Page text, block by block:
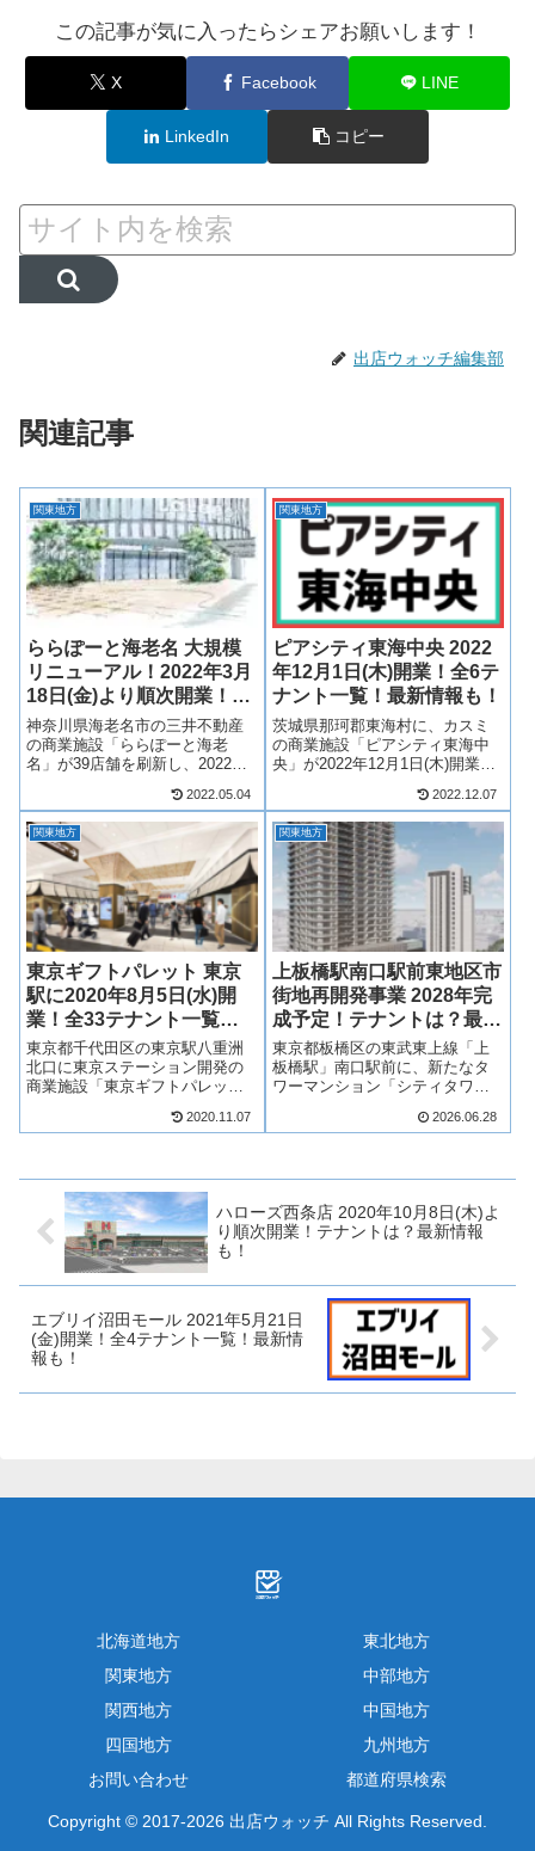
この記事が気に入ったらシェアお願いします！
X Facebook LINE
LinkedIn コピー
出店ウォッチ編集部
関連記事
関東地方
ららぽーと海老名 大規模
リニューアル！2022年3月
18日(金)より順次開業！刷
新テナント40店舗一覧！
神奈川県海老名市の三井不動産
の商業施設「ららぽーと海老
名」が39店舗を刷新し、2022年3
2022年春にかけて順次リニュー
アルオープンします！ファッシ
ョン、雑貨、飲食店、サービス
店など40店舗が開業し、リニュ
ー...
2022.05.04
関東地方
ピアシティ東海中央 2022
年12月1日(木)開業！全6テ
ナント一覧！最新情報も！
茨城県那珂郡東海村に、カスミ
の商業施設「ピアシティ東海中
央」が2022年12月1日(木)開業！
店舗が出店！そんな、ピアシテ
ィ東海中央がどのような商業施
設になるのか、テナントや求人
情報について見ていきます！
【202...
2022.12.07
関東地方
東京ギフトパレット 東京
駅に2020年8月5日(水)開
業！全33テナント一覧！
最新情報も！
東京都千代田区の東京駅八重洲
北口に東京ステーション開発の
商業施設「東京ギフトパレッ
京ギフトパレットには訪問先に
店！そんな東京駅八重洲北口の
商業エリ...
2020.11.07
関東地方
上板橋駅南口駅前東地区市
街地再開発事業 2028年完
成予定！テナントは？最新
情報も！
東京都板橋区の東武東上線「上
板橋駅」南口駅前に、新たなタ
ワーマンション「シティタワー
や商業施設からなる複合再開発
末頃に完成予定です！地上26階
建ての「...
2026.06.28
ハローズ西条店 2020年10月8日(木)よ
り順次開業！テナントは？最新情報
も！
エブリイ沼田モール 2021年5月21日
(金)開業！全4テナント一覧！最新情
報も！
北海道地方
東北地方
関東地方
中部地方
関西地方
中国地方
四国地方
九州地方
お問い合わせ
都道府県検索
Copyright © 2017-2026 出店ウォッチ All Rights Reserved.